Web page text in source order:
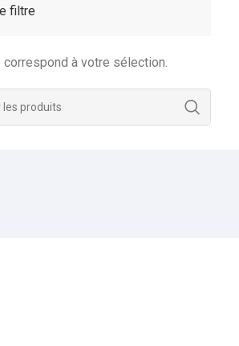
filtre
correspond à votre sélection.